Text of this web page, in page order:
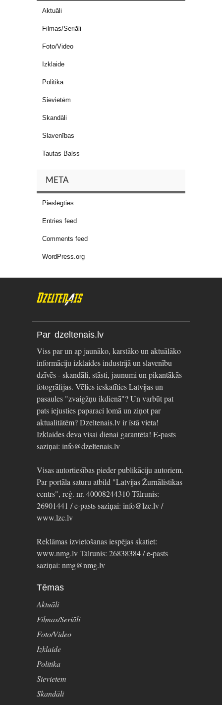
Aktuāli
Filmas/Seriāli
Foto/Video
Izklaide
Politika
Sievietēm
Skandāli
Slavenības
Tautas Balss
META
Pieslēgties
Entries feed
Comments feed
WordPress.org
Par dzeltenais.lv
Viss par un ap jaunāko, karstāko un aktuālāko
informāciju izklaides industrijā un slavenību
dzīvēs - skandāli, stāsti, jaunumi un pikantākās
fotogrāfijas. Vēlies ieskatīties Latvijas un
pasaules "zvaigžņu ikdienā"? Un varbūt pat
pats iejusties paparaci lomā un ziņot par
aktualitātēm? Dzeltenais.lv ir īstā vieta!
Izklaides deva visai dienai garantēta! E-pasts
saziņai: info@dzeltenais.lv
Visas autortiesības pieder publikāciju autoriem.
Par portāla saturu atbild "Latvijas Žurnālistikas
centrs", reģ. nr. 40008244310 Tālrunis:
26901441 / e-pasts saziņai: info@lzc.lv /
www.lzc.lv
Reklāmas izvietošanas iespējas skatiet:
www.nmg.lv Tālrunis: 26838384 / e-pasts
saziņai: nmg@nmg.lv
Tēmas
Aktuāli
Filmas/Seriāli
Foto/Video
Izklaide
Politika
Sievietēm
Skandāli